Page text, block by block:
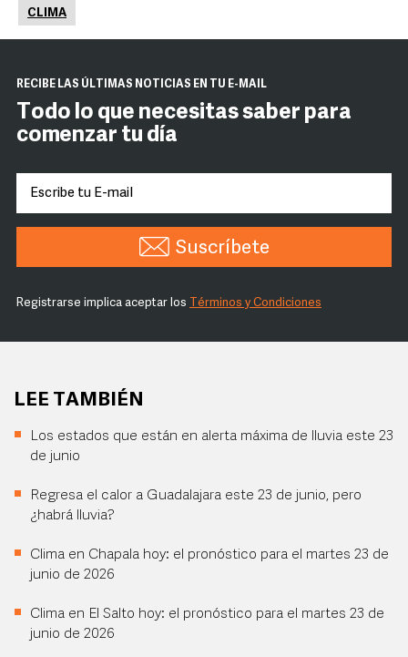
CLIMA
RECIBE LAS ÚLTIMAS NOTICIAS EN TU E-MAIL
Todo lo que necesitas saber para
comenzar tu día
Suscríbete
Registrarse implica aceptar los Términos y Condiciones
LEE TAMBIÉN
Los estados que están en alerta máxima de lluvia este 23
de junio
Regresa el calor a Guadalajara este 23 de junio, pero
¿habrá lluvia?
Clima en Chapala hoy: el pronóstico para el martes 23 de
junio de 2026
Clima en El Salto hoy: el pronóstico para el martes 23 de
junio de 2026